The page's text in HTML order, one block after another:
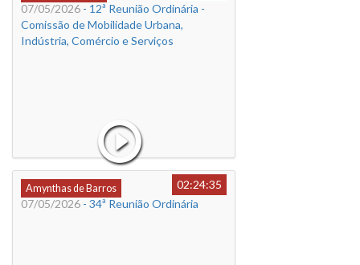
07/05/2026 - 12ª Reunião Ordinária -
Comissão de Mobilidade Urbana,
Indústria, Comércio e Serviços
Amynthas de Barros
02:24:35
07/05/2026 - 34ª Reunião Ordinária